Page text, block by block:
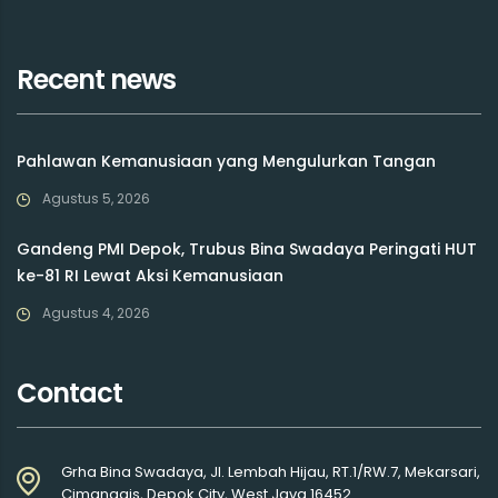
Recent news
Pahlawan Kemanusiaan yang Mengulurkan Tangan
Agustus 5, 2026
Gandeng PMI Depok, Trubus Bina Swadaya Peringati HUT
ke-81 RI Lewat Aksi Kemanusiaan
Agustus 4, 2026
Contact
Grha Bina Swadaya, Jl. Lembah Hijau, RT.1/RW.7, Mekarsari,
Cimanggis, Depok City, West Java 16452